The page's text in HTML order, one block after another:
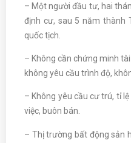
– Một người đầu tư, hai
định cư, sau 5 năm thành
quốc tịch.
– Không cần chứng minh
không yêu cầu trình độ,
– Không yêu cầu cư trú, tỉ
việc, buôn bán.
– Thị trường bất động sản